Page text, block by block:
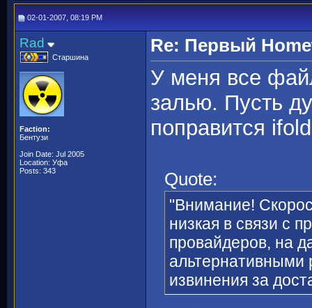
02-01-2007, 08:19 PM
Rad
Старшина
Faction:
Бентузи
Join Date: Jul 2005
Location: Уфа
Posts: 343
Re: Первый
У меня все
залью. Пусть
поправится
Quote:
"Внимание!
низкая в связи с
провайдеров, на
извинения за